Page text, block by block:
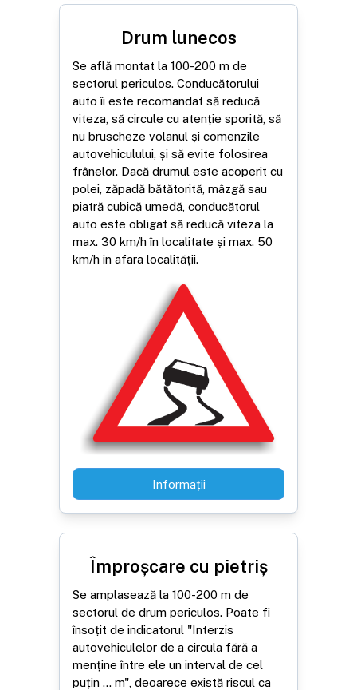
Drum lunecos
Se află montat la 100-200 m de
sectorul periculos. Conducătorului
auto îi este recomandat să reducă
viteza, să circule cu atenție sporită, să
nu bruscheze volanul și comenzile
autovehiculului, și să evite folosirea
frânelor. Dacă drumul este acoperit cu
polei, zăpadă bătătorită, mâzgă sau
piatră cubică umedă, conducătorul
auto este obligat să reducă viteza la
max. 30 km/h în localitate și max. 50
km/h în afara localității.
Informații
Împroșcare cu pietriș
Se amplasează la 100-200 m de
sectorul de drum periculos. Poate fi
însoțit de indicatorul "Interzis
autovehiculelor de a circula fără a
menține între ele un interval de cel
puțin ... m", deoarece există riscul ca